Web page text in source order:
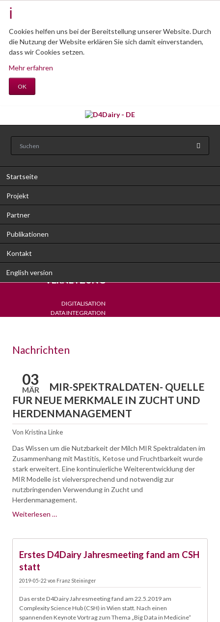
Cookies helfen uns bei der Bereitstellung unserer Website. Durch
die Nutzung der Website erklären Sie sich damit einverstanden,
dass wir Cookies setzen.
Mehr erfahren
OK
Startseite
Projekt
Partner
Publikationen
Kontakt
English version
VORSPRUNG DURCH
VERNETZUNG
DIGITALISATION
DATA INTEGRATION
Nachrichten
03
MÄR
MILCH-MIR-SPEKTRALDATEN- QUELLE
FÜR NEUE MERKMALE IN ZUCHT UND
HERDENMANAGEMENT
Von Kristina Linke
Das Wissen um die Nutzbarkeit der Milch MIR Spektraldaten im
Zusammenhang mit Mastitis, Ketose und Fruchtbarkeit wurde
stark erweitert. Eine kontinuierliche Weiterentwicklung der
MIR Modelle ist vielversprechend und notwendig zur
nutzbringenden Verwendung in Zucht und
Herdenmanagement.
Weiterlesen …MILCH-
FÜR
IN
ZUCHT
UND
HERDENMANAGEMENT
22.05.
Erstes D4Dairy Jahresmeeting fand am CSH
statt
2019-05-22 von Franz Steininger
Das erste D4Dairy Jahresmeeting fand am 22.5.2019 am
Complexity Science Hub (CSH) in Wien statt. Nach einen
spannenden Keynote Vortrag zum Thema „Big Data in Medicine“